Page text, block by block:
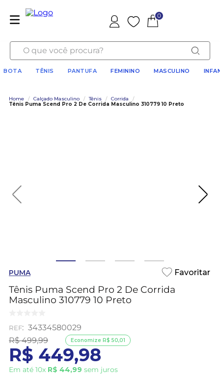
Favoritos
0
O que você procura?
BOTA TÊNIS PANTUFA FEMININO MASCULINO
Home / Calçado Masculino / Tênis / Corrida
/
Tênis Puma Scend Pro 2 De Corrida Masculino 310779 10 Preto
PUMA
Tênis Puma Scend Pro 2 De Corrida
Masculino 310779 10 Preto
: 34334580029
R$ 499,99
R$ 449,98
Em até 10x R$ 44,99 sem juros
Economize R$ 50,01